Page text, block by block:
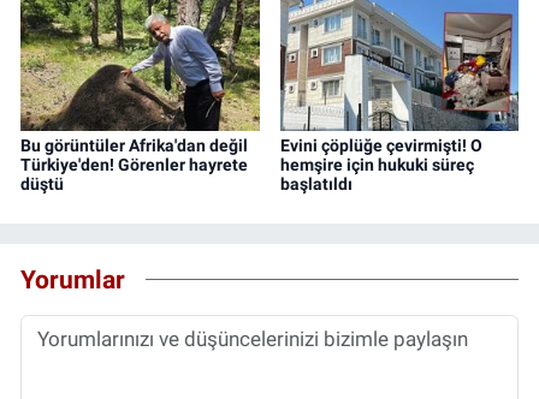
Bu görüntüler Afrika'dan değil
Türkiye'den! Görenler hayrete
düştü
Evini çöplüğe çevirmişti! O
hemşire için hukuki süreç
başlatıldı
Yorumlar